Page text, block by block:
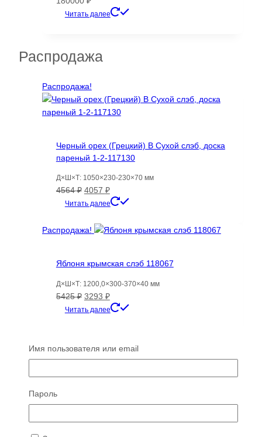
Читать далее
Распродажа
Распродажа!
Черный орех (Грецкий) B Сухой слэб, доска
пареный 1-2-117130
Д×Ш×Т: 1050×230-230×70 мм
4564₽ Первоначальная
цена
4564 ₽.
4057 ₽Текущая
цена:
Читать далее
Распродажа!
Яблоня крымская слэб 118067
Д×Ш×Т: 1200,0×300-370×40 мм
5425₽ Первоначальная
цена
3293 ₽Текущая
цена:
Читать далее
Имя пользователя или email
Пароль